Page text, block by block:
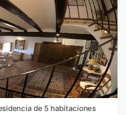
de 5 habitaciones